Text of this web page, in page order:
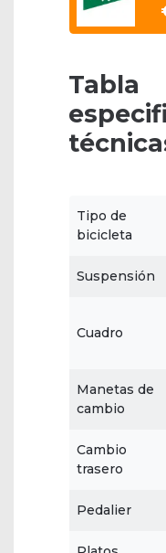
Tabla
Tipo de
bicicleta
Suspensión
Cuadro
Manetas de
cambio
Cambio
trasero
Pedalier